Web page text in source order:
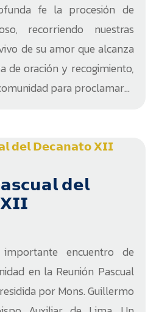
fe la procesión de
recorriendo nuestras
de su amor que alcanza
de oración y recogimiento,
para proclamar...
𝗱𝗲𝗹
encuentro de
en la Reunión Pascual
por Mons. Guillermo